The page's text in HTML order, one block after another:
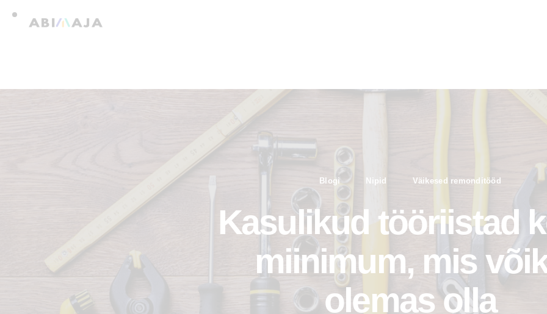
Blogi Nipid Väikesed remonditööd
Kasulikud tööriistad
miinimum, mis
olemas olla